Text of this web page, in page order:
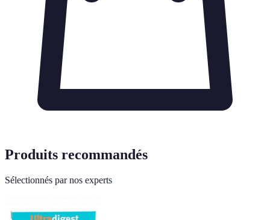
Produits recommandés
Sélectionnés par nos experts